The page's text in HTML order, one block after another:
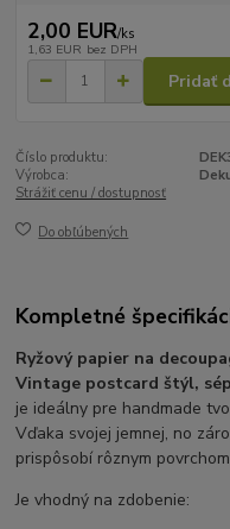
2,00 EUR/ks
1,63 EUR bez DPH
Pridať
Číslo produktu:
Výrobca:
Strážiť cenu / dostupnosť
Do obľúbených
Kompletné
Ryžový papier na
Vintage postcard štýl,
je ideálny pre handmade
Vďaka svojej jemnej, no
prispôsobí rôznym
Je vhodný na zdobenie: